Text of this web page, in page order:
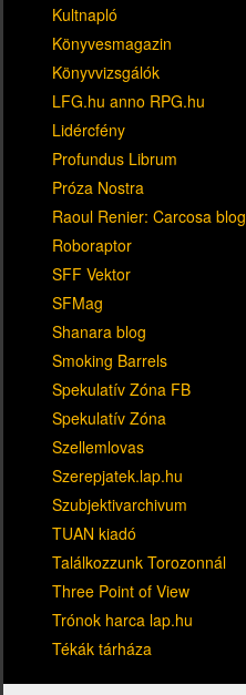
Kultnapló
Könyvesmagazin
Könyvvizsgálók
LFG.hu anno RPG.hu
Lidércfény
Profundus Librum
Próza Nostra
Raoul Renier: Carcosa blog
Roboraptor
SFF Vektor
SFMag
Shanara blog
Smoking Barrels
Spekulatív Zóna FB
Spekulatív Zóna
Szellemlovas
Szerepjatek.lap.hu
Szubjektivarchivum
TUAN kiadó
Találkozzunk Torozonnál
Three Point of View
Trónok harca lap.hu
Tékák tárháza